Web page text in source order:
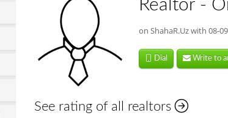
Realtor -
on ShahaR.Uz with 08-
Dial Write to
See rating of all realtors